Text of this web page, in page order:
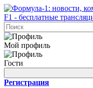
Мой профиль
Гости
Регистрация